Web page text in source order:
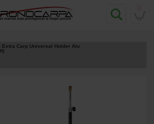
Extra Carp Universal Holder Alu
]